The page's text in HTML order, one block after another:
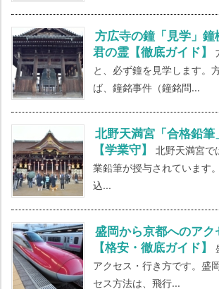
方広寺の鐘「見学」
君の霊【徹底ガイド】
と、必ず鐘を見学します。
ば、鐘銘事件（鐘銘問...
北野天満宮「合格鉛
【学業守】
北野天満宮で
業鉛筆が授与されています
込...
盛岡から京都へのア
【格安・徹底ガイド】
アクセス・行き方です。盛
セス方法は、飛行...